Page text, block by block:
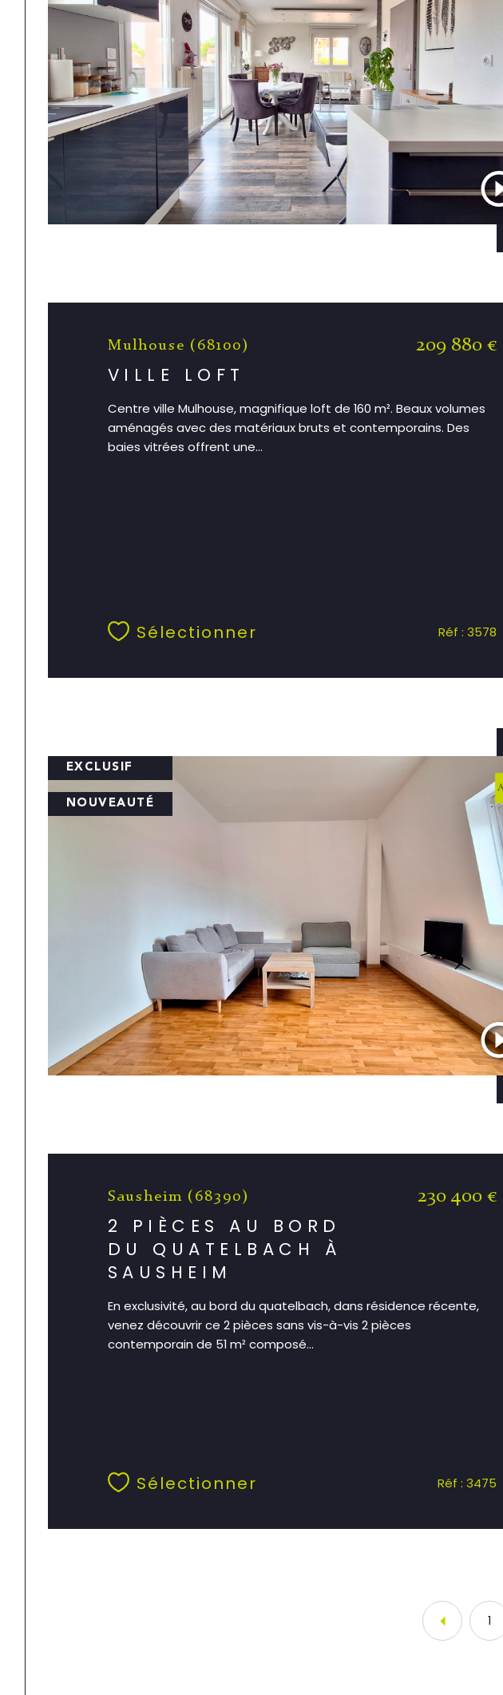
Mulhouse (68100)
VILLE LOFT
209 880 €
Centre ville Mulhouse, magnifique loft de 160 m². Beaux volumes
aménagés avec des matériaux bruts et contemporains. Des
baies vitrées offrent une...
Sélectionner Réf : 3578
EXCLUSIF
NOUVEAUTÉ
Sausheim (68390)
2 PIÈCES AU BORD
DU QUATELBACH À
SAUSHEIM
230 400 €
En exclusivité, au bord du quatelbach, dans résidence récente,
venez découvrir ce 2 pièces sans vis-à-vis 2 pièces
contemporain de 51 m² composé...
Sélectionner Réf : 3475
1